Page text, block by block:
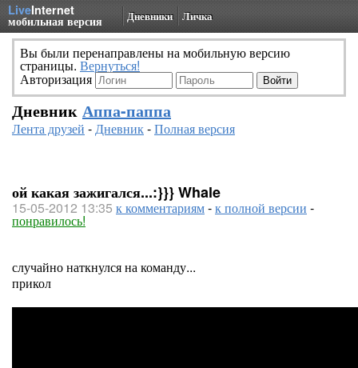
LiveInternet
мобильная версия Дневники Личка
Вы были перенаправлены на мобильную версию
страницы. Вернуться!
Авторизация
Дневник Аппа-паппа
Лента друзей -Дневник-Полная версия
ой какая зажигался...:}}} Whale
15-05-2012 13:35 к комментариям-к полной версии -
понравилось!
случайно наткнулся на команду...
прикол